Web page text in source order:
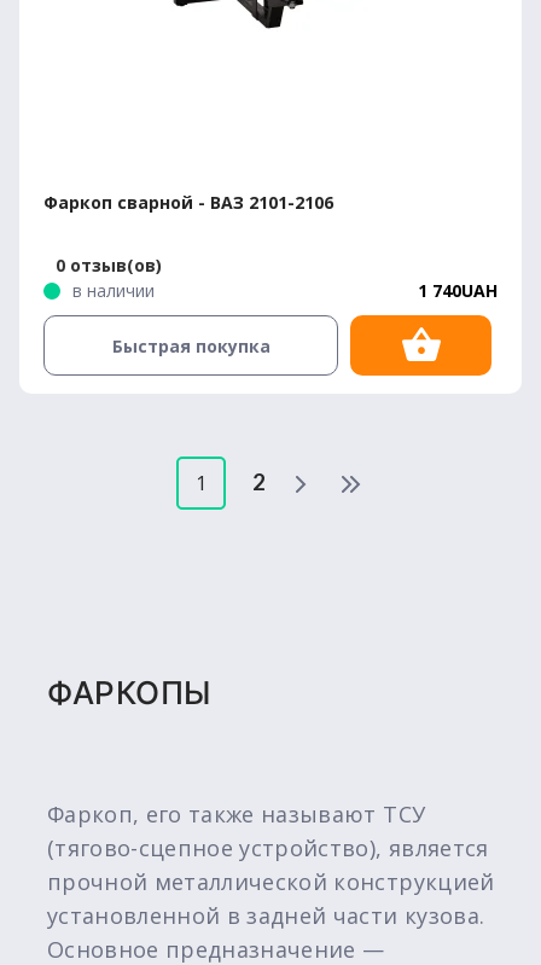
Фаркоп сварной - ВАЗ 2101-2106
0 отзыв(ов)
в наличии
1 740UAH
Быстрая покупка
1 2
ФАРКОПЫ
Фаркоп, его также называют ТСУ
(тягово-сцепное устройство), является
прочной металлической конструкцией
установленной в задней части кузова.
Основное предназначение —